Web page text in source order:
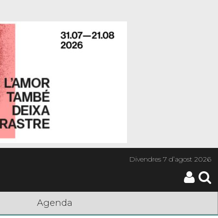
Divendres7 d’agost 2026
Agenda